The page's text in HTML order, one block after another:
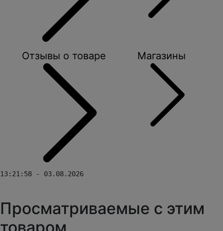
Отзывы о товаре Магазины
13:21:58 - 03.08.2026
Просматриваемые с этим